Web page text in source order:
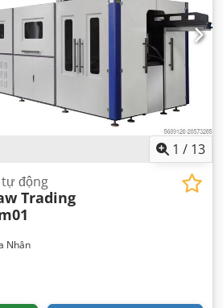
1 / 13
Nhân
động
Trading